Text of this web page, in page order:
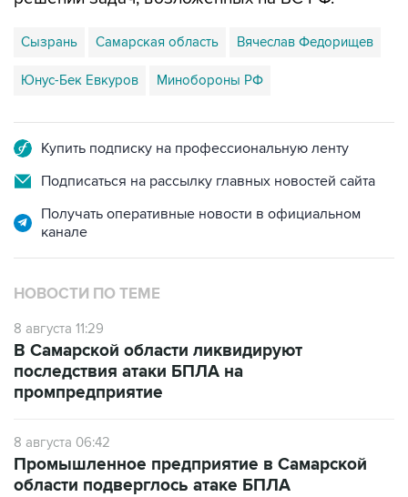
Сызрань Самарская область Вячеслав Федорищев
Юнус-Бек Евкуров Минобороны РФ
Купить подписку на профессиональную ленту
Подписаться на рассылку главных новостей сайта
Получать оперативные новости в официальном
канале
НОВОСТИ ПО ТЕМЕ
8 августа 11:29
В Самарской области ликвидируют
последствия атаки БПЛА на
промпредприятие
8 августа 06:42
Промышленное предприятие в Самарской
области подверглось атаке БПЛА